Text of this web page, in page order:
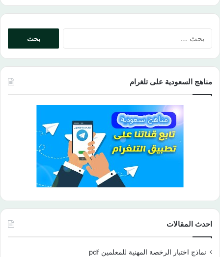
مناهج السعودية على تلغرام
احدث المقالات
نماذج اختبار الرخصة المهنية للمعلمين pdf